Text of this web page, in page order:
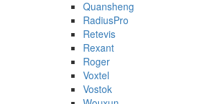
Quansheng
RadiusPro
Retevis
Rexant
Roger
Voxtel
Vostok